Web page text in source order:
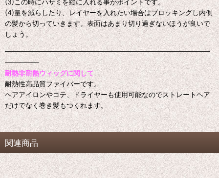
(4)量を減らしたり、レイヤーを入れたい場合はブロッキングし内側
の髪から切っていきます。表面はあまり切り過ぎないほうが良いで
しょう。
━━━━━━━━━━━━━━━━━━━━━━━━━━━━━━
━━━━━
耐熱非耐熱ウィッグに関して
耐熱性高品質ファイバーです。
ヘアアイロンやコテ、ドライヤーも使用可能なのでストレートヘア
だけでなく巻き髪もつくれます。
関連商品